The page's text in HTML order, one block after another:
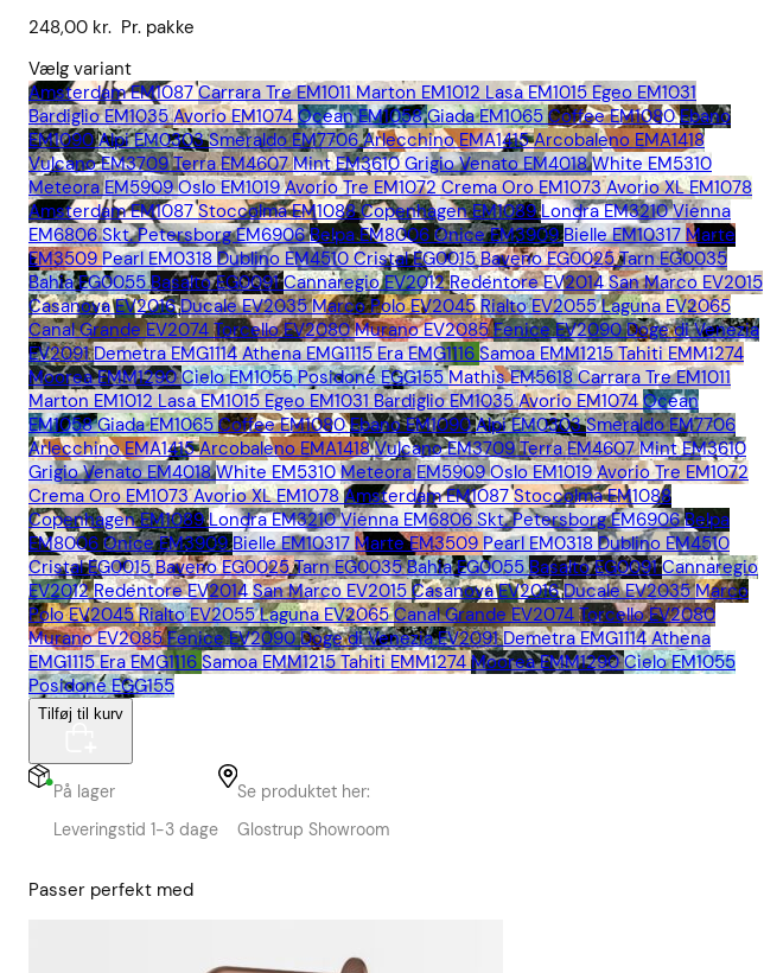
248,00 kr. Pr. pakke
Vælg variant
Amsterdam EM1087 Carrara Tre EM1011 Marton EM1012 Lasa EM1015 Egeo EM1031
Bardiglio EM1035 Avorio EM1074 Ocean EM1058 Giada EM1065 Coffee EM1080 Ebano
EM1090 Alpi EM0303 Smeraldo EM7706 Arlecchino EMA1415 Arcobaleno EMA1418
Vulcano EM3709 Terra EM4607 Mint EM3610 Grigio Venato EM4018 White EM5310
Meteora EM5909 Oslo EM1019 Avorio Tre EM1072 Crema Oro EM1073 Avorio XL EM1078
Amsterdam EM1087 Stoccolma EM1088 Copenhagen EM1089 Londra EM3210 Vienna
EM6806 Skt. Petersborg EM6906 Belpa EM8006 Onice EM3909 Bielle EM10317 Marte
EM3509 Pearl EM0318 Dublino EM4510 Cristal EG0015 Baveno EG0025 Tarn EG0035
Bahia EG0055 Basalto EG0091 Cannaregio EV2012 Redentore EV2014 San Marco EV2015
Casanova EV2016 Ducale EV2035 Marco Polo EV2045 Rialto EV2055 Laguna EV2065
Canal Grande EV2074 Torcello EV2080 Murano EV2085 Fenice EV2090 Doge di Venezia
EV2091 Demetra EMG1114 Athena EMG1115 Era EMG1116 Samoa EMM1215 Tahiti EMM1274
Moorea EMM1290 Cielo EM1055 Posidone EGG155 Mathis EM5618 Carrara Tre EM1011
Marton EM1012 Lasa EM1015 Egeo EM1031 Bardiglio EM1035 Avorio EM1074 Ocean
EM1058 Giada EM1065 Coffee EM1080 Ebano EM1090 Alpi EM0303 Smeraldo EM7706
Arlecchino EMA1415 Arcobaleno EMA1418 Vulcano EM3709 Terra EM4607 Mint EM3610
Grigio Venato EM4018 White EM5310 Meteora EM5909 Oslo EM1019 Avorio Tre EM1072
Crema Oro EM1073 Avorio XL EM1078 Amsterdam EM1087 Stoccolma EM1088
Copenhagen EM1089 Londra EM3210 Vienna EM6806 Skt. Petersborg EM6906 Belpa
EM8006 Onice EM3909 Bielle EM10317 Marte EM3509 Pearl EM0318 Dublino EM4510
Cristal EG0015 Baveno EG0025 Tarn EG0035 Bahia EG0055 Basalto EG0091 Cannaregio
EV2012 Redentore EV2014 San Marco EV2015 Casanova EV2016 Ducale EV2035 Marco
Polo EV2045 Rialto EV2055 Laguna EV2065 Canal Grande EV2074 Torcello EV2080
Murano EV2085 Fenice EV2090 Doge di Venezia EV2091 Demetra EMG1114 Athena
EMG1115 Era EMG1116 Samoa EMM1215 Tahiti EMM1274 Moorea EMM1290 Cielo EM1055
Posidone EGG155
Tilføj til kurv
På lager
Leveringstid 1-3 dage
Se produktet her:
Glostrup Showroom
Passer perfekt med